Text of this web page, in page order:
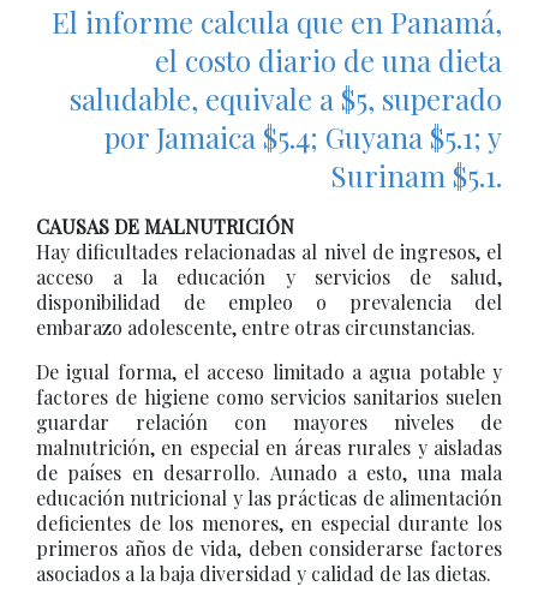
El informe calcula que en Panamá,
el costo diario de una dieta
saludable, equivale a $5, superado
por Jamaica $5.4; Guyana $5.1; y
Surinam $5.1.
CAUSAS DE MALNUTRICIÓN
Hay dificultades relacionadas al nivel de ingresos, el
acceso a la educación y servicios de salud,
disponibilidad de empleo o prevalencia del
embarazo adolescente, entre otras circunstancias.
De igual forma, el acceso limitado a agua potable y
factores de higiene como servicios sanitarios suelen
guardar relación con mayores niveles de
malnutrición, en especial en áreas rurales y aisladas
de países en desarrollo. Aunado a esto, una mala
educación nutricional y las prácticas de alimentación
deficientes de los menores, en especial durante los
primeros años de vida, deben considerarse factores
asociados a la baja diversidad y calidad de las dietas.